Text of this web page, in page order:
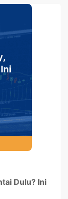
Dulu? Ini